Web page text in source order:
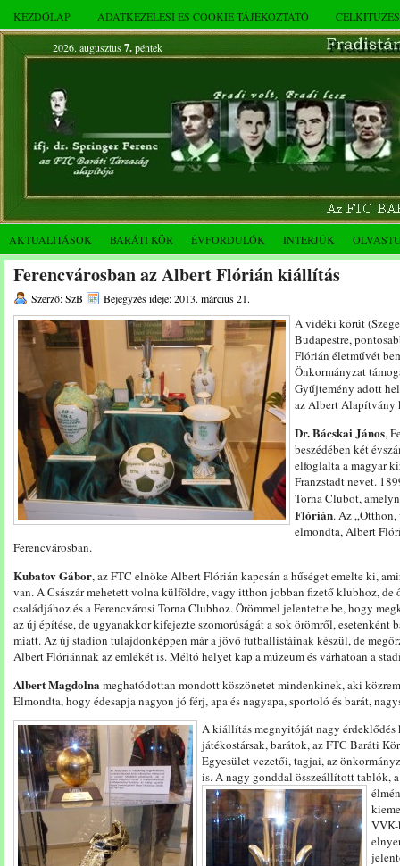
KEZDŐLAP ADATKEZELÉSI ÉS COOKIE TÁJÉKOZTATÓ
2026. augusztus 7.péntek
AKTUALITÁSOK BARÁTI KÖR ÉVFORDULÓK INTERJÚK
Ferencvárosban az Albert Flórián kiállítás
Szerző: SzB Bejegyzés ideje: 2013. március 21.
A vidéki körút
Budapestre,
Flórián életművét
Önkormányzat
Gyűjtemény adott
az Albert Alapítvány
Dr. Bácskai János,
beszédében két
elfoglalta a magyar
Franzstadt nevet.
Torna Clubot,
Flórián. Az
elmondta, Albert
Ferencvárosban.
Kubatov Gábor, az FTC elnöke Albert Flórián kapcsán a hűséget emelte ki,
van. A Császár mehetett volna külföldre, vagy itthon jobban fizető klubhoz, de
családjához és a Ferencvárosi Torna Clubhoz. Örömmel jelentette be, hogy
az új építése, de ugyanakkor kifejezte szomorúságát a sok örömről, esetenként
miatt. Az új stadion tulajdonképpen már a jövő futballistáinak készül, de
Albert Flóriánnak az emlékét is. Méltó helyet kap a múzeum és várhatóan a
Albert Magdolna meghatódottan mondott köszönetet mindenkinek, aki
Elmondta, hogy édesapja nagyon jó férj, apa és nagyapa, sportoló és barát,
A kiállítás megnyitóját nagy érdeklődés
játékostársak, barátok, az FTC Baráti
Egyesület vezetői, tagjai, az
is. A nagy gonddal összeállított
VVK-